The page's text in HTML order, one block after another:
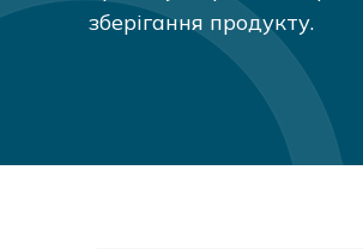
зберігання продукту.